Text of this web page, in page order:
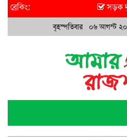
ব্রেকিং: সড়ক
বৃহস্পতিবার ০৬ আগস্ট